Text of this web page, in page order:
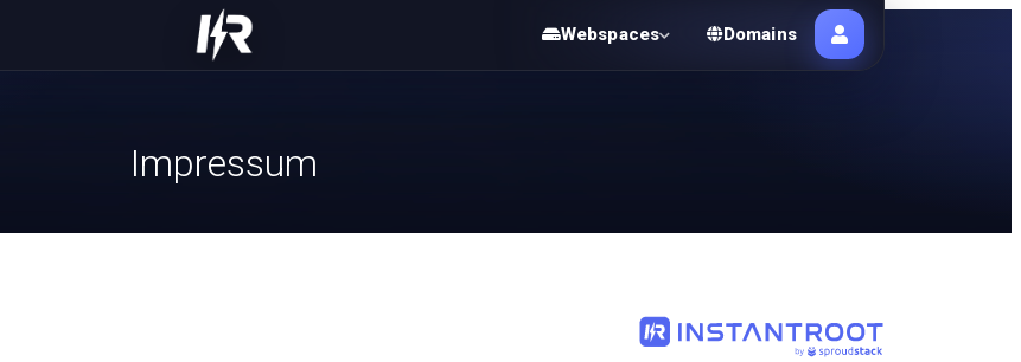
Webspaces Domains
Impressum